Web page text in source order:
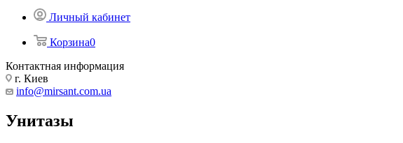
Личный кабинет
Корзина0
Контактная информация
г. Киев
info@mirsant.com.ua
Унитазы